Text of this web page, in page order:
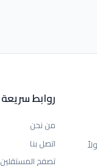
روابط سريعة
من نحن
اتصل بنا
تصفح المستقلين